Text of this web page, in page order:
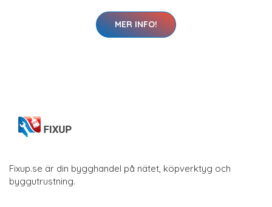
MER INFO!
Fixup.se är din bygghandel på nätet, köpverktyg och
byggutrustning.